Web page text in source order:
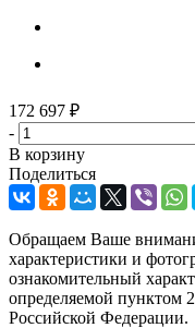
172 697 ₽
-
В корзину
Поделиться
Обращаем Ваше
характеристики и
ознакомительный
определяемой пунктом
Российской Федерации.